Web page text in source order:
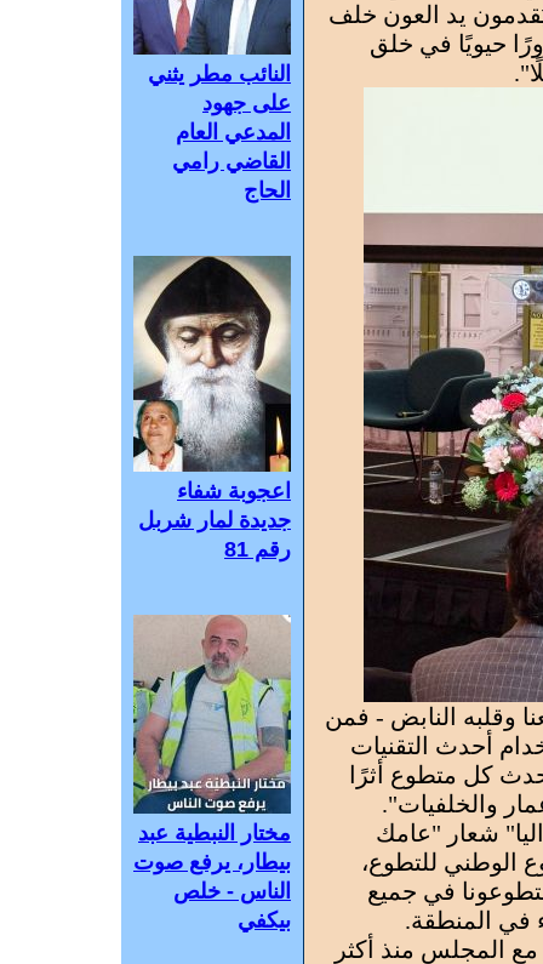
يد العون خلف
حيويًا في خلق
وقلبه النابض - فمن
أحدث التقنيات
كل متطوع أثرًا
والخلفيات".
شعار "عامك
الوطني للتطوع،
في جميع
في المنطقة.
المجلس منذ أكثر
النائب مطر يثني
على جهود
المدعي العام
القاضي رامي
الحاج
اعجوبة شفاء
جديدة لمار شربل
رقم 81
مختار النبطية عبد
بيطار، يرفع صوت
الناس - خلص
بيكفي